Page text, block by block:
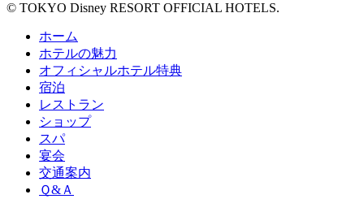
© TOKYO Disney RESORT OFFICIAL HOTELS.
ホーム
ホテルの魅力
オフィシャルホテル特典
宿泊
レストラン
ショップ
スパ
宴会
交通案内
Ｑ&Ａ